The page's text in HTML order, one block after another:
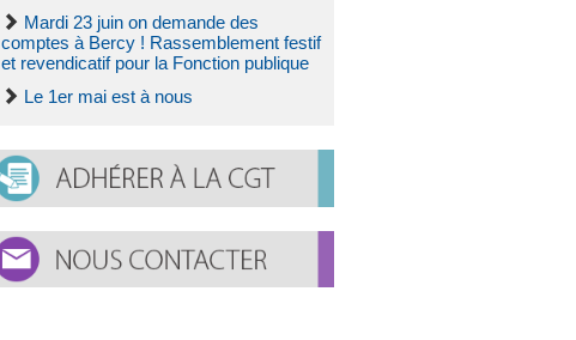
Mardi 23 juin on demande des
comptes à Bercy ! Rassemblement festif
et revendicatif pour la Fonction publique
Le 1er mai est à nous